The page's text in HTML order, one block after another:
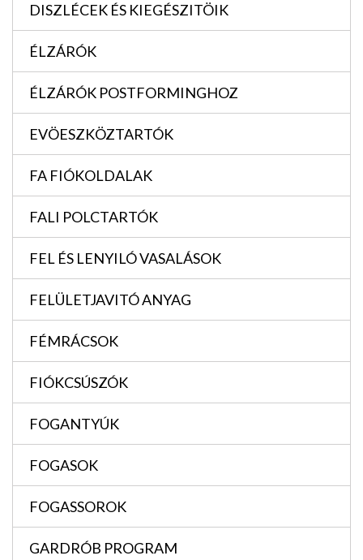
DISZLÉCEK ÉS KIEGÉSZITÖIK
ÉLZÁRÓK
ÉLZÁRÓK POSTFORMINGHOZ
EVÖESZKÖZTARTÓK
FA FIÓKOLDALAK
FALI POLCTARTÓK
FEL ÉS LENYILÓ VASALÁSOK
FELÜLETJAVITÓ ANYAG
FÉMRÁCSOK
FIÓKCSÚSZÓK
FOGANTYÚK
FOGASOK
FOGASSOROK
GARDRÓB PROGRAM